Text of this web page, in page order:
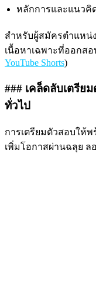
หลักการและแนวคิ
สำหรับผู้สมัครตำแหน่
เนื้อหาเฉพาะที่ออกส
YouTube Shorts)
### เคล็ดลับเตรีย
ทั่วไป
การเตรียมตัวสอบให้
เพิ่มโอกาสผ่านฉลุย